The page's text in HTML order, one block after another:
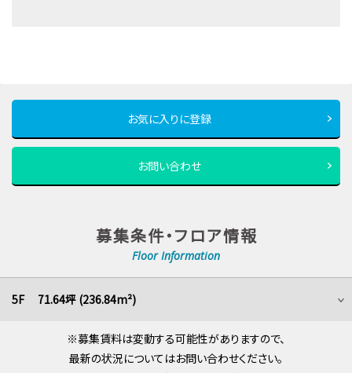
お気に入りに登録
お問い合わせ
募集条件・フロア情報
Floor Information
5F 71.64坪 (236.84m²)
※募集賃料は変動する可能性がありますので、
最新の状況についてはお問い合わせください。